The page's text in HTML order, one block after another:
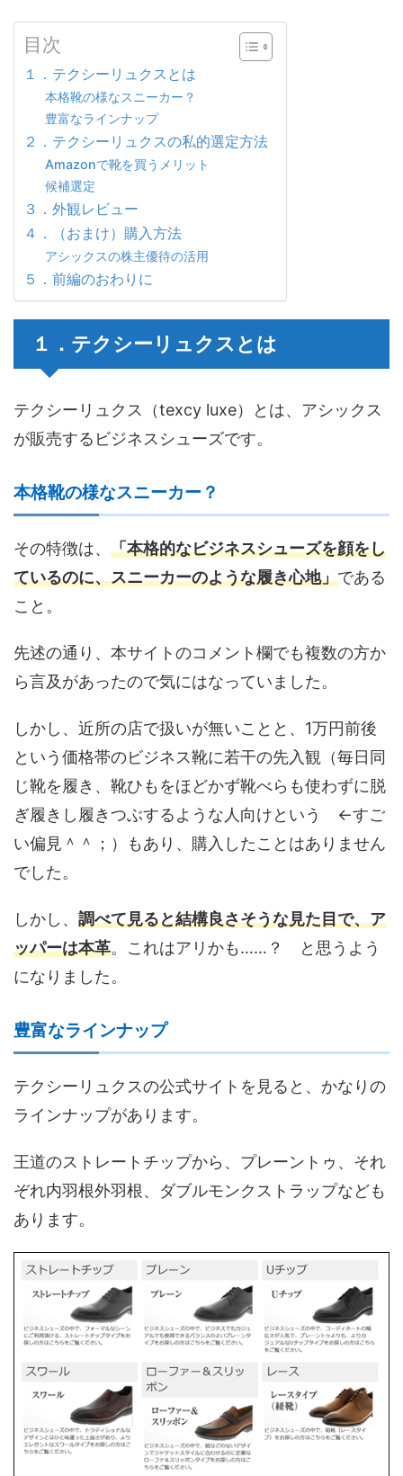
目次
１．テクシーリュクスとは
本格靴の様なスニーカー？
豊富なラインナップ
２．テクシーリュクスの私的選定方法
Amazonで靴を買うメリット
候補選定
３．外観レビュー
４．（おまけ）購入方法
アシックスの株主優待の活用
５．前編のおわりに
１．テクシーリュクスとは
テクシーリュクス（texcy luxe）とは、アシックス
が販売するビジネスシューズです。
本格靴の様なスニーカー？
その特徴は、 「本格的なビジネスシューズを顔をし
ているのに、スニーカーのような履き心地」である
こと。
先述の通り、本サイトのコメント欄でも複数の方か
ら言及があったので気にはなっていました。
しかし、近所の店で扱いが無いことと、1万円前後
という価格帯のビジネス靴に若干の先入観（毎日同
じ靴を履き、靴ひもをほどかず靴べらも使わずに脱
ぎ履きし履きつぶするような人向けという ←すご
い偏見＾＾；）もあり、購入したことはありません
でした。
しかし、 調べて見ると結構良さそうな見た目で、ア
ッパーは本革。これはアリかも……？ と思うよう
になりました。
豊富なラインナップ
テクシーリュクスの公式サイトを見ると、かなりの
ラインナップがあります。
王道のストレートチップから、プレーントゥ、それ
ぞれ内羽根外羽根、ダブルモンクストラップなども
あります。